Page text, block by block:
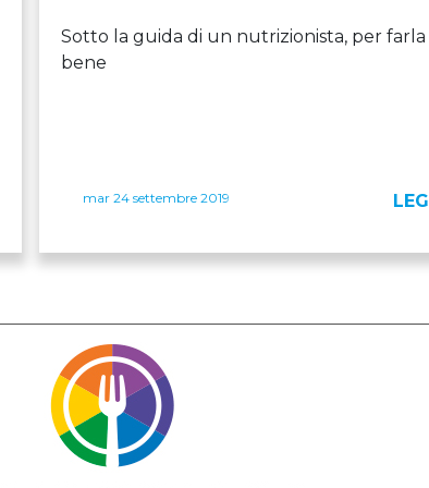
Sotto la guida di un nutrizionista, per farla
bene
mar 24 settembre 2019